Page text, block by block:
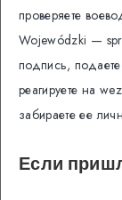
проверяете
Wojewódzki —
подпись,
реагируете на
забираете ее
Если